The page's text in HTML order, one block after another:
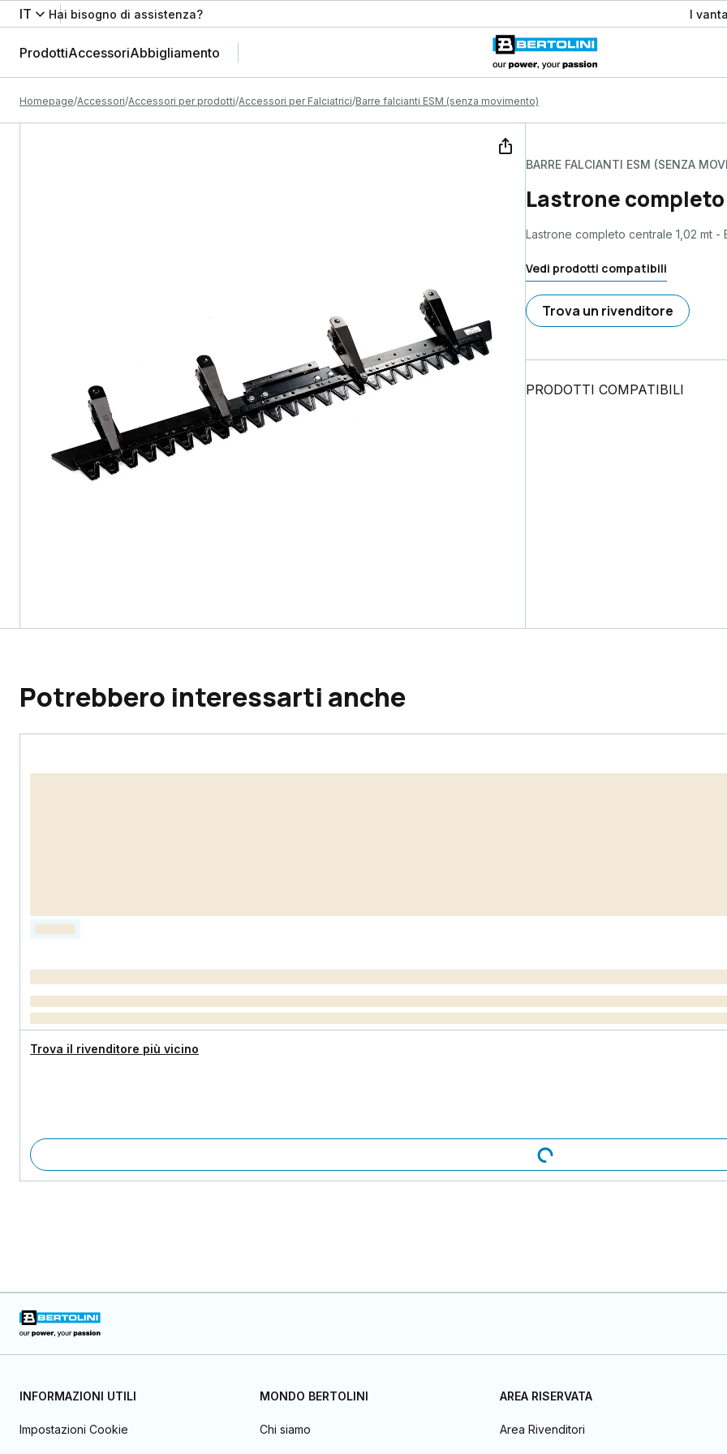
IT Hai bisogno di assistenza? I
ProdottiAccessoriAbbigliamento
Homepage Accessori Accessori per prodotti Accessori per Falciatrici Barre falcianti ESM (senza movimento)
BARRE FALCIANTI ESM (SENZA
Lastrone completo
Lastrone completo centrale 1,02 mt
Vedi prodotti compatibili
Trova un rivenditore
PRODOTTI COMPATIBILI
Potrebbero interessarti anche
Trova il rivenditore più vicino
INFORMAZIONI UTILI
Impostazioni Cookie
MONDO BERTOLINI
Chi siamo
AREA RISERVATA
Area Rivenditori